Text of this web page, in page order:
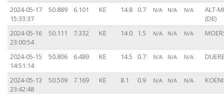
2024-05-17
15:33:37
50.889 6.101 KE 14.8 0.7 N/A N/A N/A
ALT-
(DE)
2024-05-16
23:00:54
50.111 7.332 KE 14.0 1.5 N/A N/A N/A
2024-05-15
14:51:14
50.806 6.489 KE 14.5 0.7 N/A N/A N/A
2024-05-13
23:42:48
50.509 7.169 KE 8.1 0.9 N/A N/A N/A